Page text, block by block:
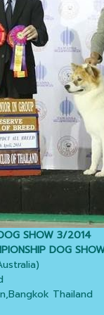
SHOW 3/2014
DOG
Thailand